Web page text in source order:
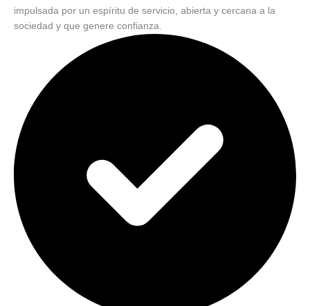
impulsada por un espíritu de servicio, abierta y cercana a la
sociedad y que genere confianza.